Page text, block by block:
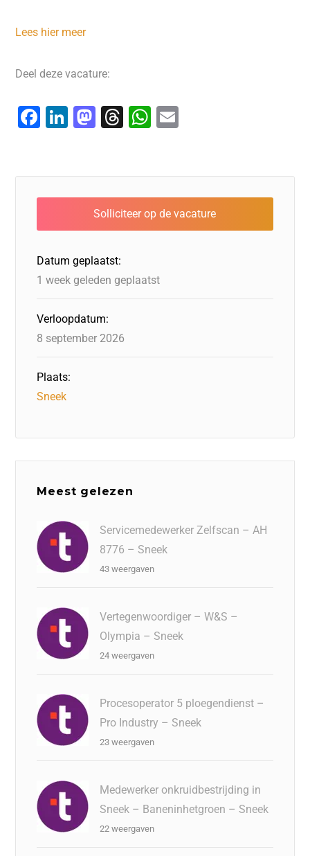
Lees hier meer
Deel deze vacature:
F
e
b
o
o
k
Li
e
dI
n
M
o
d
o
n
T
a
d
s
W
s
A
p
l
Datum geplaatst:
1 week geleden geplaatst
Verloopdatum:
8 september 2026
Plaats:
Sneek
Meest gelezen
Servicemedewerker Zelfscan – AH
8776 – Sneek
43 weergaven
Vertegenwoordiger – W&S –
Olympia – Sneek
24 weergaven
Procesoperator 5 ploegendienst –
Pro Industry – Sneek
23 weergaven
Medewerker onkruidbestrijding in
Sneek – Baneninhetgroen – Sneek
22 weergaven